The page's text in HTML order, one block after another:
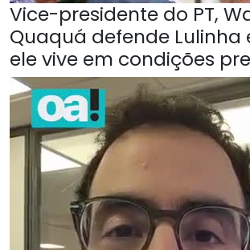
Vice-presidente do PT,
Quaquá defende Lulinha
ele vive em condições